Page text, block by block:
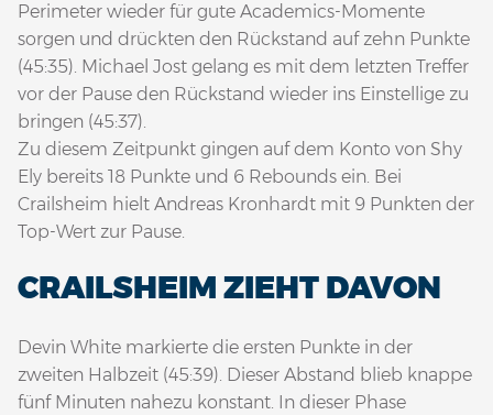
Perimeter wieder für gute Academics-Momente
sorgen und drückten den Rückstand auf zehn Punkte
(45:35). Michael Jost gelang es mit dem letzten Treffer
vor der Pause den Rückstand wieder ins Einstellige zu
bringen (45:37).
Zu diesem Zeitpunkt gingen auf dem Konto von Shy
Ely bereits 18 Punkte und 6 Rebounds ein. Bei
Crailsheim hielt Andreas Kronhardt mit 9 Punkten der
Top-Wert zur Pause.
CRAILSHEIM ZIEHT DAVON
Devin White markierte die ersten Punkte in der
zweiten Halbzeit (45:39). Dieser Abstand blieb knappe
fünf Minuten nahezu konstant. In dieser Phase